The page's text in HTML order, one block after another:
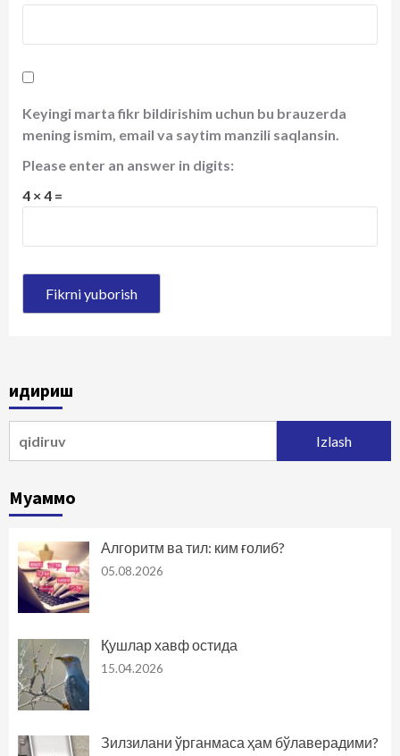
Keyingi marta fikr bildirishim uchun bu brauzerda
mening ismim, email va saytim manzili saqlansin.
Please enter an answer in digits:
4 × 4 =
Қидириш
Муаммо
Алгоритм ва тил: ким ғолиб?
05.08.2026
Қушлар хавф остида
15.04.2026
Зилзилани ўрганмаса ҳам бўлаверадими?